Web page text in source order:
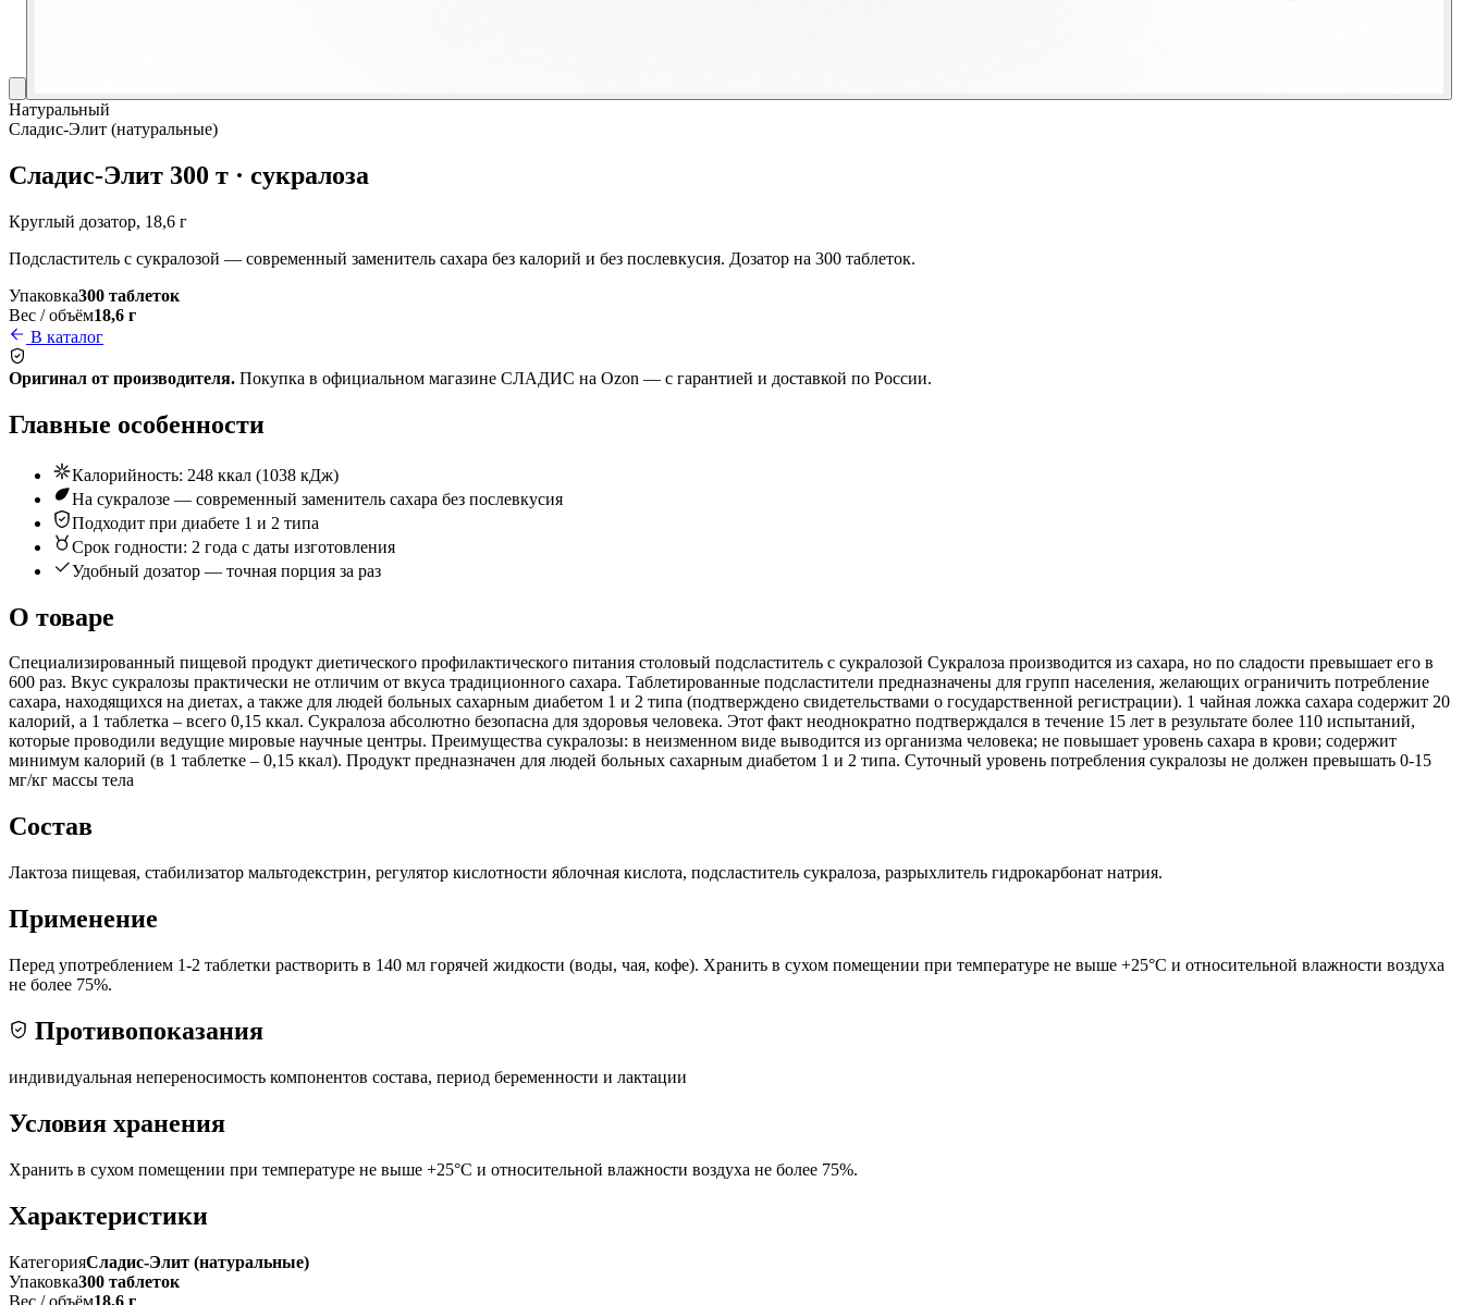
Натуральный
Сладис-Элит (натуральные)
Сладис-Элит 300 т · сукралоза
Круглый дозатор, 18,6 г
Подсластитель с сукралозой — современный заменитель сахара без калорий и без послевкусия. Дозатор на 300 таблеток.
Упаковка300 таблеток
Вес / объём18,6 г
В каталог
Оригинал от производителя. Покупка в официальном магазине СЛАДИС на Ozon — с гарантией и доставкой по России.
Главные особенности
Калорийность: 248 ккал (1038 кДж)
На сукралозе — современный заменитель сахара без послевкусия
Подходит при диабете 1 и 2 типа
Срок годности: 2 года с даты изготовления
Удобный дозатор — точная порция за раз
О товаре
Специализированный пищевой продукт диетического профилактического питания столовый подсластитель с сукралозой Сукралоза производится из сахара, но по сладости превышает его в
600 раз. Вкус сукралозы практически не отличим от вкуса традиционного сахара. Таблетированные подсластители предназначены для групп населения, желающих ограничить потребление
сахара, находящихся на диетах, а также для людей больных сахарным диабетом 1 и 2 типа (подтверждено свидетельствами о государственной регистрации). 1 чайная ложка сахара содержит 20
калорий, а 1 таблетка – всего 0,15 ккал. Сукралоза абсолютно безопасна для здоровья человека. Этот факт неоднократно подтверждался в течение 15 лет в результате более 110 испытаний,
которые проводили ведущие мировые научные центры. Преимущества сукралозы: в неизменном виде выводится из организма человека; не повышает уровень сахара в крови; содержит
минимум калорий (в 1 таблетке – 0,15 ккал). Продукт предназначен для людей больных сахарным диабетом 1 и 2 типа. Суточный уровень потребления сукралозы не должен превышать 0-15
мг/кг массы тела
Состав
Лактоза пищевая, стабилизатор мальтодекстрин, регулятор кислотности яблочная кислота, подсластитель сукралоза, разрыхлитель гидрокарбонат натрия.
Применение
Перед употреблением 1-2 таблетки растворить в 140 мл горячей жидкости (воды, чая, кофе). Хранить в сухом помещении при температуре не выше +25°С и относительной влажности воздуха
не более 75%.
Противопоказания
индивидуальная непереносимость компонентов состава, период беременности и лактации
Условия хранения
Хранить в сухом помещении при температуре не выше +25°С и относительной влажности воздуха не более 75%.
Характеристики
КатегорияСладис-Элит (натуральные)
Упаковка300 таблеток
Вес / объём18,6 г